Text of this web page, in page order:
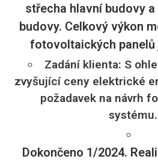
střecha hlavní budovy
budovy. Celkový výkon
fotovoltaických panelů
Zadání klienta: S
zvyšující ceny elektrické
požadavek na návrh
systému.
Dokončeno 1/2024.